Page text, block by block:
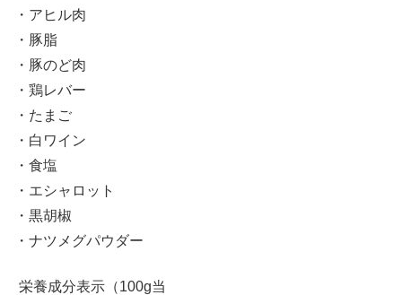
・アヒル肉
・豚脂
・豚のど肉
・鶏レバー
・たまご
・白ワイン
・食塩
・エシャロット
・黒胡椒
・ナツメグパウダー
栄養成分表示（100g当